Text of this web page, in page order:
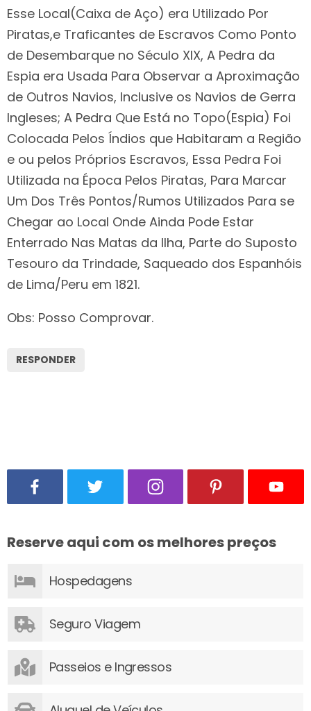
Esse Local(Caixa de Aço) era Utilizado Por
Piratas,e Traficantes de Escravos Como Ponto
de Desembarque no Século XIX, A Pedra da
Espia era Usada Para Observar a Aproximação
de Outros Navios, Inclusive os Navios de Gerra
Ingleses; A Pedra Que Está no Topo(Espia) Foi
Colocada Pelos Índios que Habitaram a Região
e ou pelos Próprios Escravos, Essa Pedra Foi
Utilizada na Época Pelos Piratas, Para Marcar
Um Dos Três Pontos/Rumos Utilizados Para se
Chegar ao Local Onde Ainda Pode Estar
Enterrado Nas Matas da Ilha, Parte do Suposto
Tesouro da Trindade, Saqueado dos Espanhóis
de Lima/Peru em 1821.
Obs: Posso Comprovar.
RESPONDER
Reserve aqui com os melhores preços
Hospedagens
Seguro Viagem
Passeios e Ingressos